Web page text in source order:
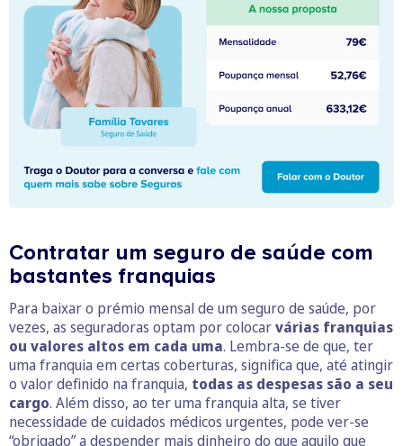
Contratar um seguro de saúde com
bastantes franquias
Para baixar o prémio mensal de um seguro de saúde, por
vezes, as seguradoras optam por colocarvárias franquias
ou valores altos em cada uma. Lembra-se de que, ter
uma franquia em certas coberturas, significa que, até atingir
o valor definido na franquia, todas as despesas são a seu
cargo. Além disso, ao ter uma franquia alta, se tiver
necessidade de cuidados médicos urgentes, pode ver-se
“obrigado” a despender mais dinheiro do que aquilo que